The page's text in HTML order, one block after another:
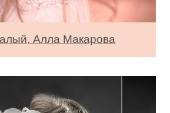
Алла Макарова